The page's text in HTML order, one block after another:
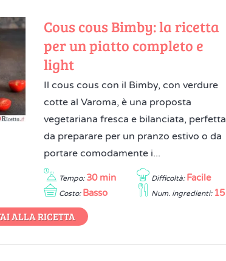
Cous cous Bimby: la ricetta
per un piatto completo e
light
Il cous cous con il Bimby, con verdure
cotte al Varoma, è una proposta
vegetariana fresca e bilanciata, perfetta
da preparare per un pranzo estivo o da
portare comodamente i...
Tempo: 30 min Difficoltà: Facile
Costo: Basso Num. ingredienti: 15
ALLA RICETTA